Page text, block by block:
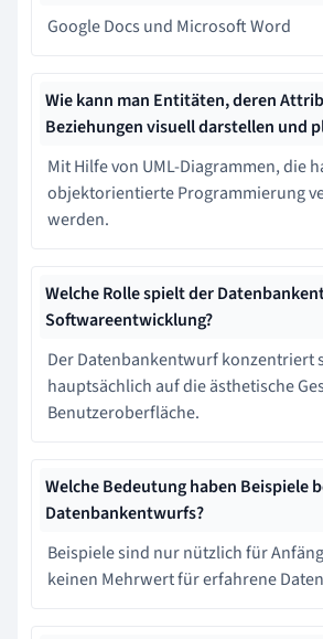
Google Docs und Microsoft Word
Wie kann man Entitäten, deren
Beziehungen visuell darstellen und
Mit Hilfe von UML-Diagrammen, die
objektorientierte Programmierung
werden.
Welche Rolle spielt der
Softwareentwicklung?
Der Datenbankentwurf konzentriert
hauptsächlich auf die ästhetische
Benutzeroberfläche.
Welche Bedeutung haben Beispiele
Datenbankentwurfs?
Beispiele sind nur nützlich für
keinen Mehrwert für erfahrene